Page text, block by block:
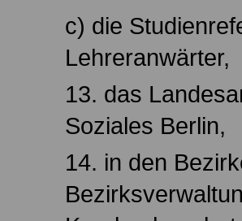
c) die
Lehreranwärter,
13. das
Soziales Berlin,
14. in den